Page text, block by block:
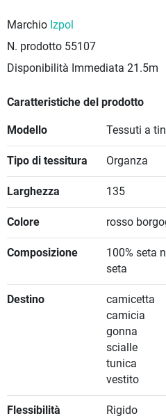
Marchio Izpol
N. prodotto 55107
Disponibilità Immediata 21.5m
Caratteristiche del prodotto
Modello Tessuti a
Tipo di tessitura Organza
Larghezza 135
Colore rosso
Composizione
100% seta
seta
Destino
camicetta
camicia
gonna
scialle
tunica
vestito
Flessibilità Rigido